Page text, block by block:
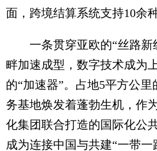
面，跨境结算系统支持10余
一条贯穿亚欧的“丝路新
畔加速成型，数字技术成为
的“加速器”。占地5平方公里
务基地焕发着蓬勃生机，作
化集团联合打造的国际化公
成为连接中国与共建“一带